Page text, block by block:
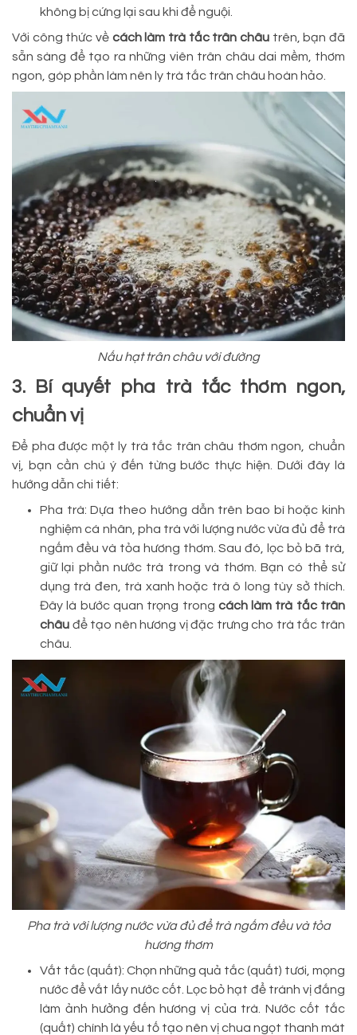
không bị cứng lại sau khi để nguội.
Với công thức về cách làm trà tắc trân châu trên, bạn đã
sẵn sàng để tạo ra những viên trân châu dai mềm, thơm
ngon, góp phần làm nên ly trà tắc trân châu hoàn hảo.
Nấu hạt trân châu với đường
3. Bí quyết pha trà tắc thơm ngon,
chuẩn vị
Để pha được một ly trà tắc trân châu thơm ngon, chuẩn
vị, bạn cần chú ý đến từng bước thực hiện. Dưới đây là
hướng dẫn chi tiết:
Pha trà: Dựa theo hướng dẫn trên bao bì hoặc kinh
nghiệm cá nhân, pha trà với lượng nước vừa đủ để trà
ngấm đều và tỏa hương thơm. Sau đó, lọc bỏ bã trà,
giữ lại phần nước trà trong và thơm. Bạn có thể sử
dụng trà đen, trà xanh hoặc trà ô long tùy sở thích.
Đây là bước quan trọng trong cách làm trà tắc trân
châu để tạo nên hương vị đặc trưng cho trà tắc trân
châu.
Pha trà với lượng nước vừa đủ để trà ngấm đều và tỏa
hương thơm
Vắt tắc (quất): Chọn những quả tắc (quất) tươi, mọng
nước để vắt lấy nước cốt. Lọc bỏ hạt để tránh vị đắng
làm ảnh hưởng đến hương vị của trà. Nước cốt tắc
(quất) chính là yếu tố tạo nên vị chua ngọt thanh mát